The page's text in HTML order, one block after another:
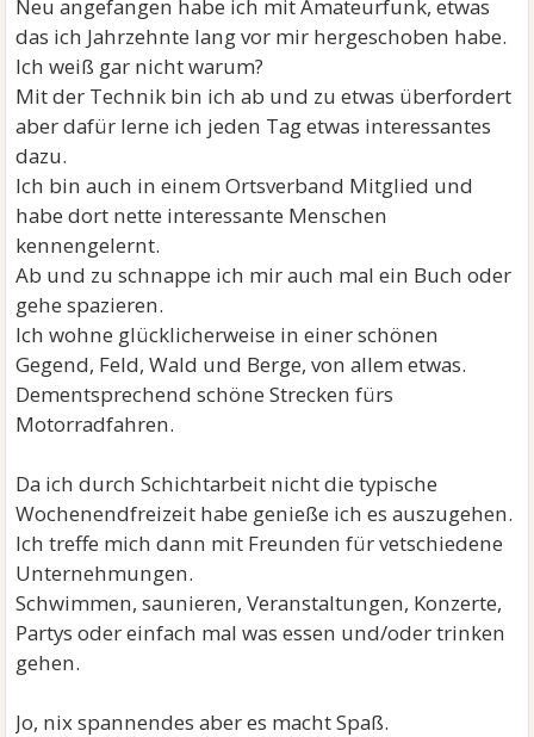
Neu angefangen habe ich mit Amateurfunk, etwas
das ich Jahrzehnte lang vor mir hergeschoben habe.
Ich weiß gar nicht warum?
Mit der Technik bin ich ab und zu etwas überfordert
aber dafür lerne ich jeden Tag etwas interessantes
dazu.
Ich bin auch in einem Ortsverband Mitglied und
habe dort nette interessante Menschen
kennengelernt.
Ab und zu schnappe ich mir auch mal ein Buch oder
gehe spazieren.
Ich wohne glücklicherweise in einer schönen
Gegend, Feld, Wald und Berge, von allem etwas.
Dementsprechend schöne Strecken fürs
Motorradfahren.
Da ich durch Schichtarbeit nicht die typische
Wochenendfreizeit habe genieße ich es auszugehen.
Ich treffe mich dann mit Freunden für vetschiedene
Unternehmungen.
Schwimmen, saunieren, Veranstaltungen, Konzerte,
Partys oder einfach mal was essen und/oder trinken
gehen.
Jo, nix spannendes aber es macht Spaß.